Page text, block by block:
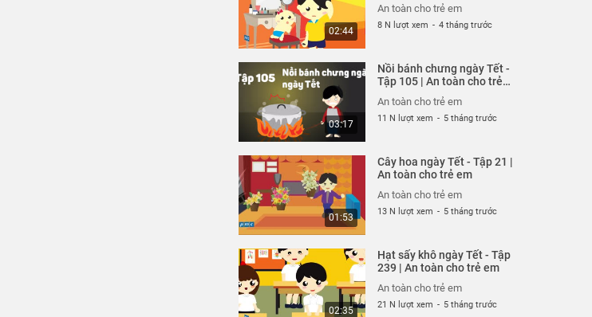
03:58
03:04
em
An toàn cho trẻ em
03:57
An toàn cho trẻ em
02:40
An toàn cho trẻ em
02:44
An toàn cho trẻ em
8 N lượt xem - 4 tháng trước
03:17
Nồi bánh chưng ngày Tết -
Tập 105 | An toàn cho trẻ
An toàn cho trẻ em
11 N lượt xem - 5 tháng trước
01:53
Cây hoa ngày Tết - Tập 21 |
An toàn cho trẻ em
An toàn cho trẻ em
13 N lượt xem - 5 tháng trước
02:35
Hạt sấy khô ngày Tết - Tập
239 | An toàn cho trẻ em
An toàn cho trẻ em
21 N lượt xem - 5 tháng trước